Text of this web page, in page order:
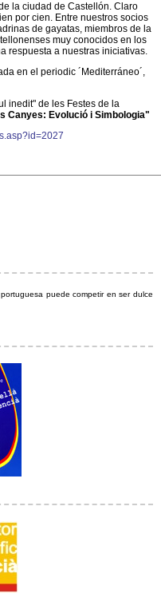
la ciudad de Castellón. Claro
por cien. Entre nuestros socios
de gayatas, miembros de la
muy conocidos en los
respuesta a nuestras iniciativas.
en el periodic ´Mediterráneo´,
inedit" de les Festes de la
Canyes: Evolució i Simbologia"
puede competir en ser dulce